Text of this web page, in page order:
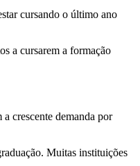
cursando o último ano
a cursarem a formação
crescente demanda por
Muitas instituições